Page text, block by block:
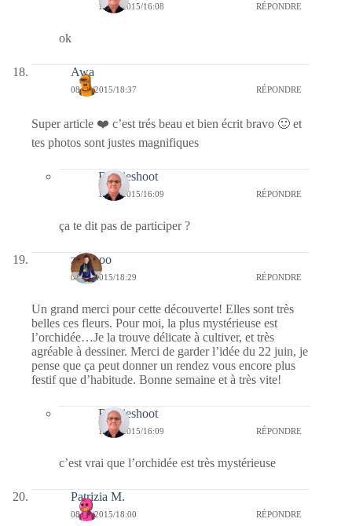
14/06/2015/16:08 RÉPONDRE
ok
Awa
08/06/2015/18:37 RÉPONDRE
Super article ❤️ c’est trés beau et bien écrit bravo 🙂 et
tes photos sont justes magnifiques
Bernieshoot
14/06/2015/16:09 RÉPONDRE
ça te dit pas de participer ?
zazaboo
08/06/2015/18:29 RÉPONDRE
Un grand merci pour cette découverte! Elles sont très
belles ces fleurs. Pour moi, la plus mystérieuse est
l’orchidée…Je la trouve délicate à cultiver, et très
agréable à dessiner. Merci de garder l’idée du 22 juin, je
pense que ça peut donner un rendez vous encore plus
festif que d’habitude. Bonne semaine et à très vite!
Bernieshoot
14/06/2015/16:09 RÉPONDRE
c’est vrai que l’orchidée est très mystérieuse
Patrizia M.
08/06/2015/18:00 RÉPONDRE